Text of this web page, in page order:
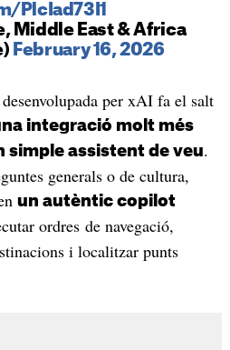
PlcIad73I1
Middle East & Africa
February 16, 2026
per xAI fa el salt
integració molt més
simple assistent de veu.
generals o de cultura,
un autèntic copilot
ordres de navegació,
i localitzar punts